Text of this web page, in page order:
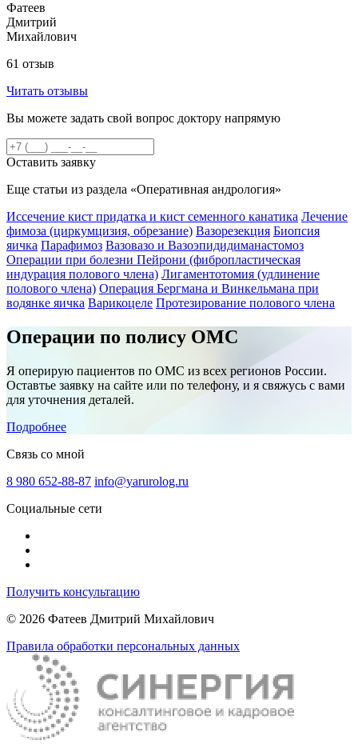
Фатеев
Дмитрий
Михайлович
61 отзыв
Читать отзывы
Вы можете задать свой вопрос доктору напрямую
Оставить заявку
Еще статьи из раздела «Оперативная андрология»
Иссечение кист придатка и кист семенного канатика Лечение
фимоза (циркумцизия, обрезание) Вазорезекция Биопсия
яичка Парафимоз Вазовазо и Вазоэпидидиманастомоз
Операции при болезни Пейрони (фибропластическая
индурация полового члена) Лигаментотомия (удлинение
полового члена) Операция Бергмана и Винкельмана при
водянке яичка Варикоцеле Протезирование полового члена
Операции по полису ОМС
Я оперирую пациентов по ОМС из всех регионов России.
Оставтье заявку на сайте или по телефону, и я свяжусь с вами
для уточнения деталей.
Подробнее
Связь со мной
8 980 652-88-87 info@yarurolog.ru
Социальные сети
Получить консультацию
© 2026 Фатеев Дмитрий Михайлович
Правила обработки персональных данных